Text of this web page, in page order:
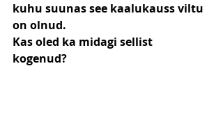
kuhu suunas see kaalukauss viltu
on olnud.
Kas oled ka midagi sellist
kogenud?